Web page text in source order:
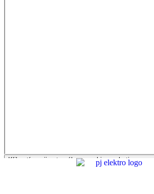
Kliknutím prijmete súbory cookie marketing a